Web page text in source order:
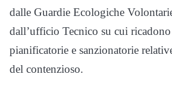
dalle Guardie Ecologiche
dall’ufficio Tecnico su cui
pianificatorie e sanzionatorie
del contenzioso.